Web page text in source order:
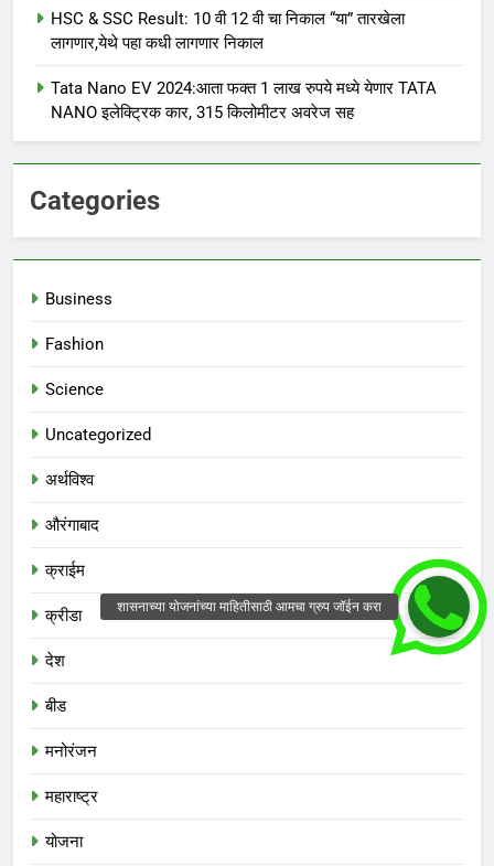
HSC & SSC Result: 10 वी 12 वी चा निकाल “या” तारखेला
लागणार,येथे पहा कधी लागणार निकाल
Tata Nano EV 2024:आता फक्त 1 लाख रुपये मध्ये येणार TATA
NANO इलेक्ट्रिक कार, 315 किलोमीटर अवरेज सह
Categories
Business
Fashion
Science
Uncategorized
अर्थविश्व
औरंगाबाद
क्राईम
क्रीडा
देश
बीड
मनोरंजन
महाराष्ट्र
योजना